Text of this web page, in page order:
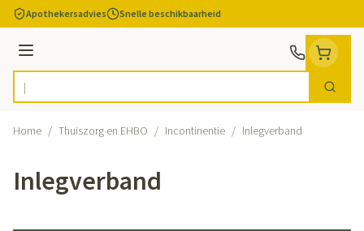
Ga naar de inhoud
Apothekersadvies Snelle beschikbaarheid
Menu
Product, merk, categorie... Zoek
Home / Thuiszorg en EHBO / Incontinentie / Inlegverband
Inlegverband